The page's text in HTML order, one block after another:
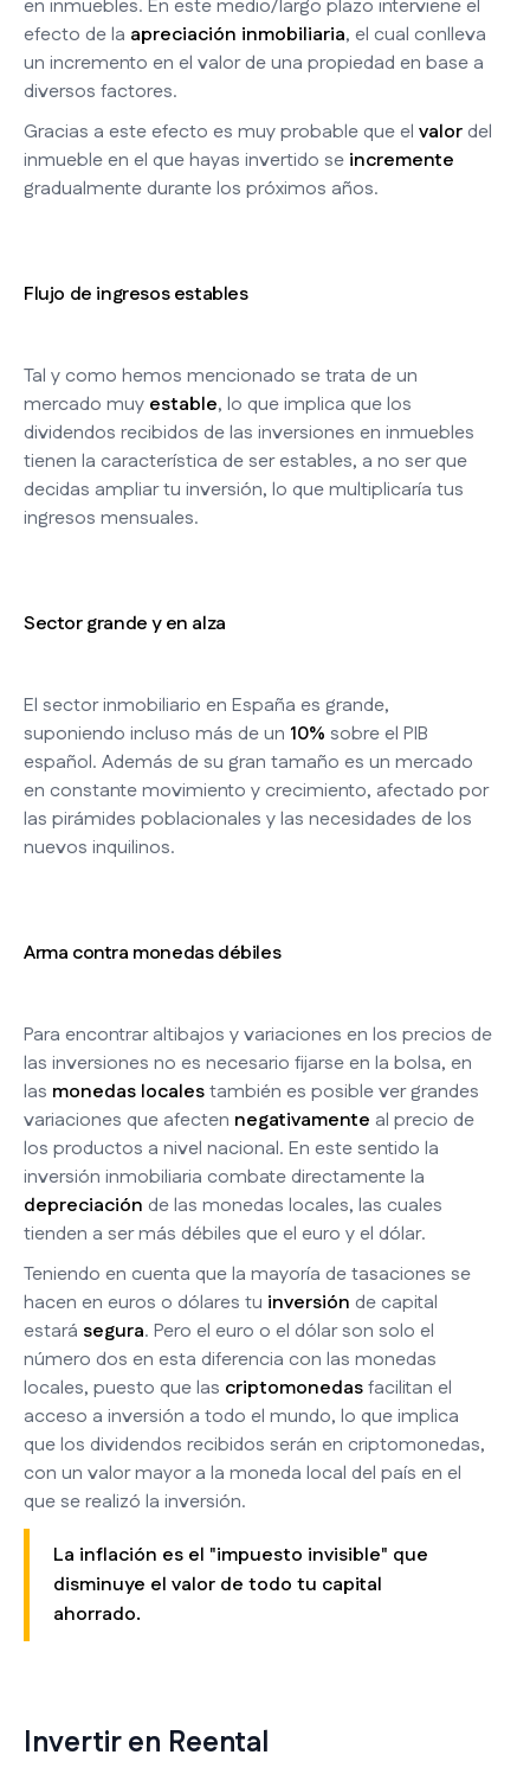
en inmuebles. En este medio/largo plazo interviene el
efecto de la apreciación inmobiliaria, el cual conlleva
un incremento en el valor de una propiedad en base a
diversos factores.
Gracias a este efecto es muy probable que el valor del
inmueble en el que hayas invertido se incremente
gradualmente durante los próximos años.
Flujo de ingresos estables
Tal y como hemos mencionado se trata de un
mercado muy estable, lo que implica que los
dividendos recibidos de las inversiones en inmuebles
tienen la característica de ser estables, a no ser que
decidas ampliar tu inversión, lo que multiplicaría tus
ingresos mensuales.
Sector grande y en alza
El sector inmobiliario en España es grande,
suponiendo incluso más de un 10% sobre el PIB
español. Además de su gran tamaño es un mercado
en constante movimiento y crecimiento, afectado por
las pirámides poblacionales y las necesidades de los
nuevos inquilinos.
Arma contra monedas débiles
Para encontrar altibajos y variaciones en los precios de
las inversiones no es necesario fijarse en la bolsa, en
las monedas localestambién es posible ver grandes
variaciones que afecten negativamente al precio de
los productos a nivel nacional. En este sentido la
inversión inmobiliaria combate directamente la
depreciación de las monedas locales, las cuales
tienden a ser más débiles que el euro y el dólar.
Teniendo en cuenta que la mayoría de tasaciones se
hacen en euros o dólares tu inversión de capital
estará segura. Pero el euro o el dólar son solo el
número dos en esta diferencia con las monedas
locales, puesto que las criptomonedasfacilitan el
acceso a inversión a todo el mundo, lo que implica
que los dividendos recibidos serán en criptomonedas,
con un valor mayor a la moneda local del país en el
que se realizó la inversión.
La inflación es el "impuesto invisible" que
disminuye el valor de todo tu capital
ahorrado.
Invertir en Reental